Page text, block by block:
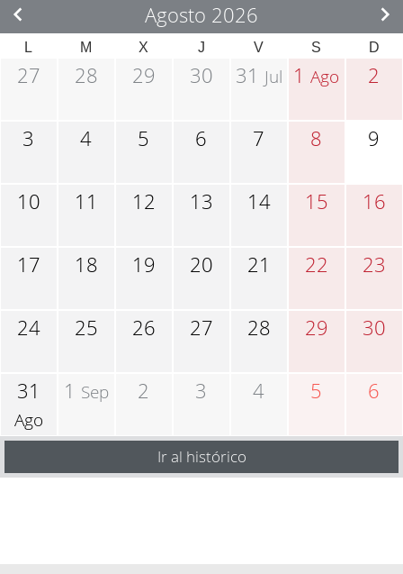
Agosto 2026
L M X J V S D
27 28 29 30 31 Jul 1Ago 2
3 4 5 6 7 8 9
10 11 12 13 14 15 16
17 18 19 20 21 22 23
24 25 26 27 28 29 30
31
Ago
1 Sep 2 3 4 5 6
Ir al histórico